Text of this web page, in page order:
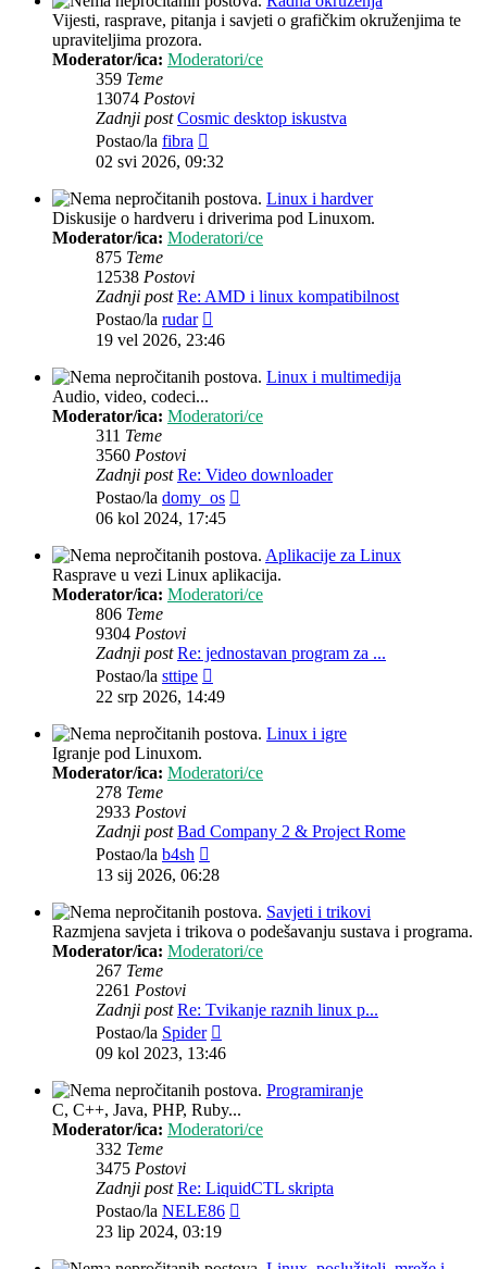
Vijesti, rasprave, pitanja i savjeti o grafičkim okruženjima te
upraviteljima prozora.
Moderator/ica: Moderatori/ce
359 Teme
13074 Postovi
Zadnji post Cosmic desktop iskustva
Postao/la fibra
post
02 svi 2026, 09:32
Linux i hardver
Diskusije o hardveru i driverima pod Linuxom.
Moderator/ica: Moderatori/ce
875 Teme
12538 Postovi
Zadnji post Re: AMD i linux kompatibilnost
Postao/la rudar
post
19 vel 2026, 23:46
Linux i multimedija
Audio, video, codeci...
Moderator/ica: Moderatori/ce
311 Teme
3560 Postovi
Zadnji post Re: Video downloader
Postao/la domy_os
06 kol 2024, 17:45
Aplikacije za Linux
Rasprave u vezi Linux aplikacija.
Moderator/ica: Moderatori/ce
806 Teme
9304 Postovi
Zadnji post Re: jednostavan program za ...
Postao/la sttipe
post
22 srp 2026, 14:49
Linux i igre
Igranje pod Linuxom.
Moderator/ica: Moderatori/ce
278 Teme
2933 Postovi
Zadnji post Bad Company 2 & Project Rome
Postao/la b4sh
post
13 sij 2026, 06:28
Savjeti i trikovi
Razmjena savjeta i trikova o podešavanju sustava i programa.
Moderator/ica: Moderatori/ce
267 Teme
2261 Postovi
Zadnji post Re: Tvikanje raznih linux p...
Postao/la Spider
post
09 kol 2023, 13:46
Programiranje
C, C++, Java, PHP, Ruby...
Moderator/ica: Moderatori/ce
332 Teme
3475 Postovi
Zadnji post Re: LiquidCTL skripta
Postao/la NELE86
23 lip 2024, 03:19